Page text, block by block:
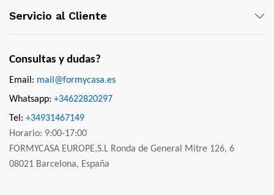
Servicio al Cliente
Consultas y dudas?
Email: mail@formycasa.es
Whatsapp: +34622820297
Tel: +34931467149
Horario: 9:00-17:00
FORMYCASA EUROPE,S.L Ronda de General Mitre 126, 6
08021 Barcelona, España